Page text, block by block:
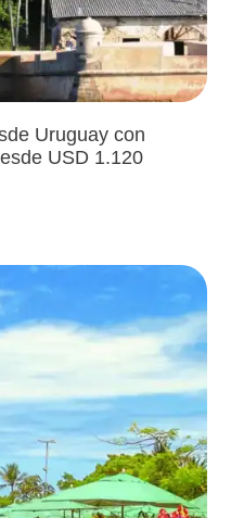
Uruguay con
USD 1.120